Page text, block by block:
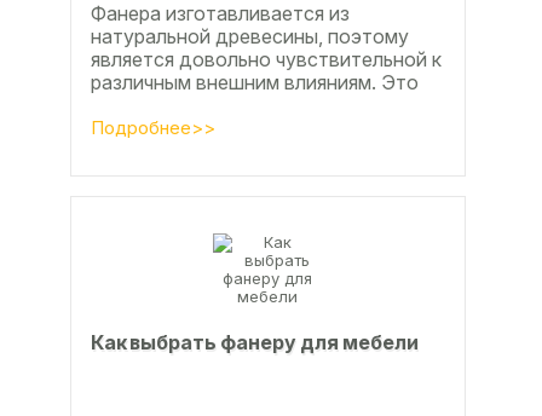
Фанера изготавливается из
натуральной древесины, поэтому
является довольно чувствительной к
различным внешним влияниям. Это
расширении, растрескивании,...
Подробнее>>
Как выбрать фанеру для мебели